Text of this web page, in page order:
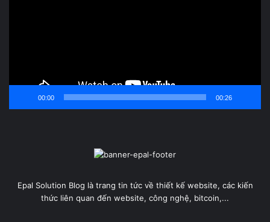
00:00 00:26
Epal Solution Blog là trang tin tức về thiết kế website, các kiến
thức liên quan đến website, công nghệ, bitcoin,...